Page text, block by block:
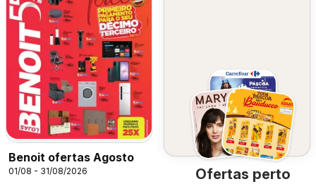
Benoit ofertas Agosto
01/08 - 31/08/2026
Ofertas perto